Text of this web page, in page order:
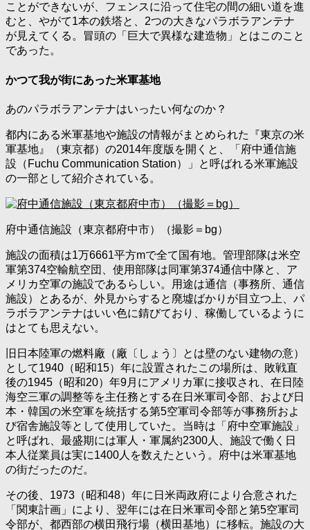
ことができないが、フェンスに沿って住宅の間の細い道を進
むと、やがて1本の鉄塔と、2つの大きなパラボラアンテナ
が見えてくる。冒頭の「巨大で異様な建造物」とはこのこと
であった。
かつて我が街にあった米軍基地
あのパラボラアンテナはいったい何なのか？
都内にある米軍基地や施設の情報がまとめられた『東京の米
軍基地』（東京都）の2014年度版を開くと、「府中通信施
設（Fuchu Communication Station）」と呼ばれる米軍施設
の一部として紹介されている。
府中通信施設（東京都府中市）（撮影＝bg）
施設の面積は1万6661平方mで全て国有地。管理部隊は米空
軍第374空輸航空団、使用部隊は同軍第374通信中隊と、ア
メリカ空軍の施設であるらしい。用途は通信（事務所、通信
施設）とあるが、外見からすると廃墟ばかりが目立つ上、パ
ラボラアンテナはいい色に錆びており、稼働しているように
はとても思えない。
旧日本陸軍の燃料廠（廠〔しょう〕とは壁のない建物の意）
として1940（昭和15）年に設置されたこの場所は、敗戦直
後の1945（昭和20）年9月にアメリカ軍に接収され、在日陸
海空三軍の調整等を主任務とする在日米軍司令部、および日
本・韓国の米空軍を統括する第5空軍司令部等が事務所およ
び宿舎施設等として使用していた。当時は「府中空軍施設」
と呼ばれ、最盛期には軍人・軍属約2300人、施設で働く日
本人従業員は実に1400人を数えたという。府中は米軍基地
の街だったのだ。
その後、1973（昭和48）年に日米両政府により合意された
「関東計画」により、翌年には在日米軍司令部と第5空軍司
令部が、都西部の横田飛行場（横田基地）に移転。施設の大